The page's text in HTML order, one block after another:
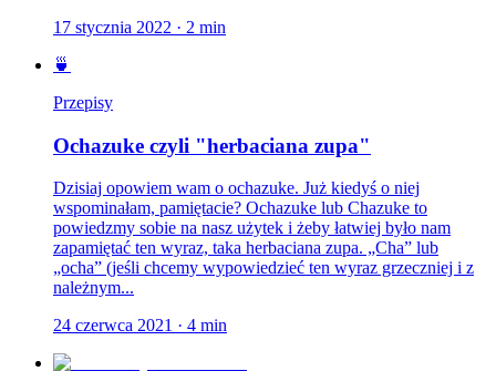
17 stycznia 2022 · 2 min
🍵
Przepisy
Ochazuke czyli "herbaciana zupa"
Dzisiaj opowiem wam o ochazuke. Już kiedyś o niej
wspominałam, pamiętacie? Ochazuke lub Chazuke to
powiedzmy sobie na nasz użytek i żeby łatwiej było nam
zapamiętać ten wyraz, taka herbaciana zupa. „Cha” lub
„ocha” (jeśli chcemy wypowiedzieć ten wyraz grzeczniej i z
należnym...
24 czerwca 2021 · 4 min